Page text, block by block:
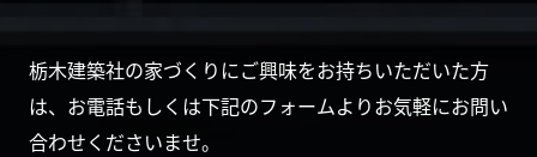
栃木建築社の家づくりにご興味をお持ちいただいた方
は、お電話もしくは下記のフォームよりお気軽にお問い
合わせくださいませ。